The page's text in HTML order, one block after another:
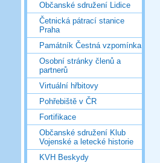
Občanské sdružení Lidice
Četnická pátrací stanice
Praha
Památník Čestná vzpomínka
Osobní stránky členů a
partnerů
Virtuální hřbitovy
Pohřebiště v ČR
Fortifikace
Občanské sdružení Klub
Vojenské a letecké historie
KVH Beskydy